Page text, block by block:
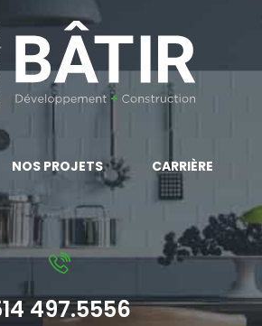
NOS PROJETS CARRIÈRE
497.5556